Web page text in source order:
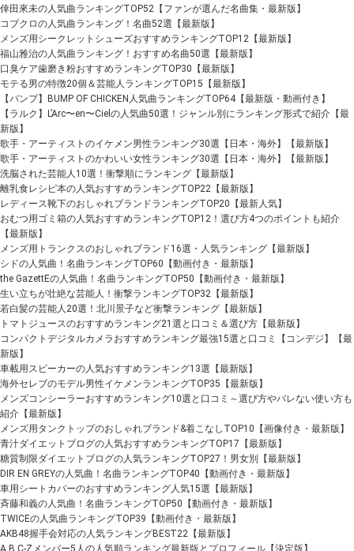
倖田來未の人気曲ランキングTOP52【ファンが選んだ名曲集・最新版】
コブクロの人気曲ランキング！名曲52選【最新版】
メンズ用シークレットシューズおすすめランキングTOP12【最新版】
福山雅治の人気曲ランキング！おすすめ名曲50選【最新版】
口臭ケア歯磨き粉おすすめランキングTOP30【最新版】
モテる男の特徴20個＆芸能人ランキングTOP15【最新版】
【バンプ】BUMP OF CHICKEN人気曲ランキングTOP64【最新版・動画付き】
【ラルク】L’Arc〜en〜Cielの人気曲50選！ジャンル別にランキング形式で紹介【最
新版】
歌手・アーティストのイケメン男性ランキング30選【日本・海外】【最新版】
歌手・アーティストのかわいい女性ランキング30選【日本・海外】【最新版】
洗脳された芸能人10選！衝撃順にランキング【最新版】
離乳食レシピ本の人気おすすめランキングTOP22【最新版】
レディース靴下のおしゃれブランドランキングTOP20【最新人気】
おむつ用ゴミ箱の人気おすすめランキングTOP12！選び方4つのポイントも紹介
【最新版】
メンズ用トランクスのおしゃれブランド16選・人気ランキング【最新版】
シドの人気曲！名曲ランキングTOP60【動画付き・最新版】
the GazettEの人気曲！名曲ランキングTOP50【動画付き・最新版】
生い立ちが壮絶な芸能人！衝撃ランキングTOP32【最新版】
若白髪の芸能人20選！北川景子など衝撃ランキング【最新版】
トマトジュースのおすすめランキング21選と口コミ＆選び方【最新版】
コンパクトデジタルカメラおすすめランキング最強15選と口コミ【コンデジ】【最
新版】
車載用スピーカーの人気おすすめランキング13選【最新版】
海外セレブのモデル男性イケメンランキングTOP35【最新版】
メンズコンシーラーおすすめランキング10選と口コミ～選び方やバレない使い方も
紹介【最新版】
メンズ用タンクトップのおしゃれブランド&着こなしTOP10【画像付き・最新版】
青汁ダイエットブログの人気おすすめランキングTOP17【最新版】
糖質制限ダイエットブログの人気ランキングTOP27！男女別【最新版】
DIR EN GREYの人気曲！名曲ランキングTOP40【動画付き・最新版】
車用シートカバーのおすすめランキング人気15選【最新版】
斉藤和義の人気曲！名曲ランキングTOP50【動画付き・最新版】
TWICEの人気曲ランキングTOP39【動画付き・最新版】
AKB48握手会対応の人気ランキングBEST22【最新版】
A.B.C-Zメンバー5人の人気順ランキング最新版とプロフィール【決定版】